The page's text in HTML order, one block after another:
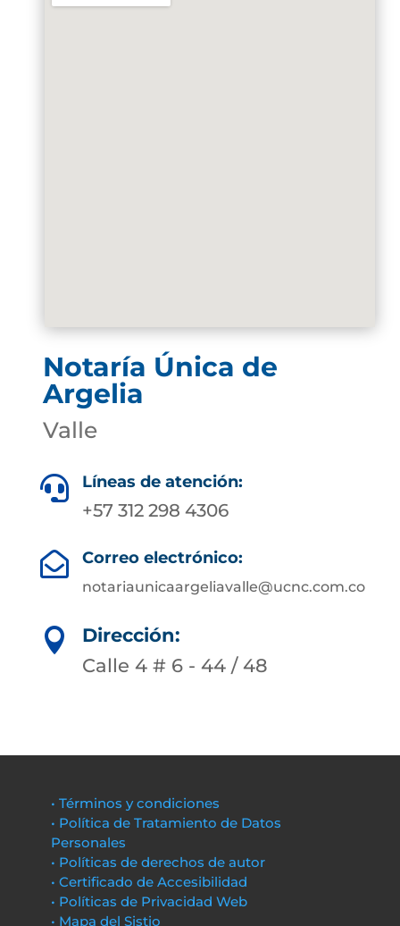
Notaría Única de
Argelia
Valle
 Líneas de atención:
+57 312 298 4306
 Correo electrónico:
notariaunicaargeliavalle@ucnc.com.co

Dirección:
Calle 4 # 6 - 44 / 48
• Términos y condiciones
• Política de Tratamiento de Datos
Personales
• Políticas de derechos de autor
• Certificado de Accesibilidad
• Políticas de Privacidad Web
• Mapa del Sistio